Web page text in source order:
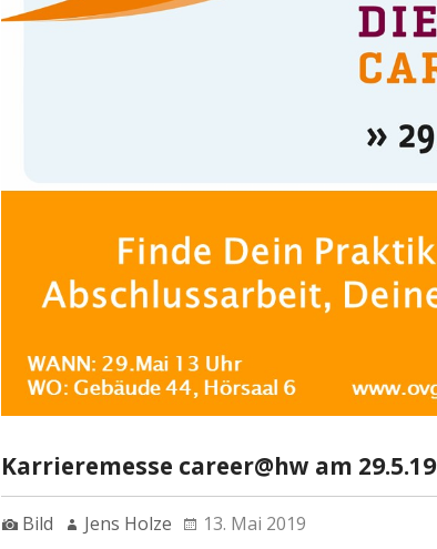
Karrieremesse career@hw am 29.5.19
Bild Jens Holze
13. Mai 2019